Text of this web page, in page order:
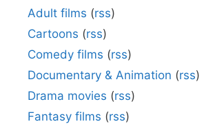
Adult films (rss)
Cartoons (rss)
Comedy films (rss)
Documentary & Animation (rss)
Drama movies (rss)
Fantasy films (rss)